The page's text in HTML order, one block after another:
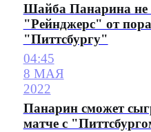
Шайба Панарина не
"Рейнджерс" от
"Питтсбургу"
04:45
8 МАЯ
2022
Панарин сможет
матче с